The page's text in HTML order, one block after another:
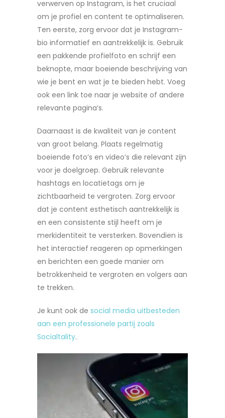
verwerven op Instagram, is het cruciaal
om je profiel en content te optimaliseren.
Ten eerste, zorg ervoor dat je Instagram-
bio informatief en aantrekkelijk is. Gebruik
een pakkende profielfoto en schrijf een
beknopte, maar boeiende beschrijving van
wie je bent en wat je te bieden hebt. Voeg
ook een link toe naar je website of andere
relevante pagina’s.
Daarnaast is de kwaliteit van je content
van groot belang. Plaats regelmatig
boeiende foto’s en video’s die relevant zijn
voor je doelgroep. Gebruik relevante
hashtags en locatietags om je
zichtbaarheid te vergroten. Zorg ervoor
dat je content esthetisch aantrekkelijk is
en een consistente stijl heeft om je
merkidentiteit te versterken. Bovendien is
het interactief reageren op opmerkingen
en berichten een goede manier om
betrokkenheid te vergroten en volgers aan
te trekken.
Je kunt ook de social media uitbesteden
aan een professionele partij zoals
Socialtality.